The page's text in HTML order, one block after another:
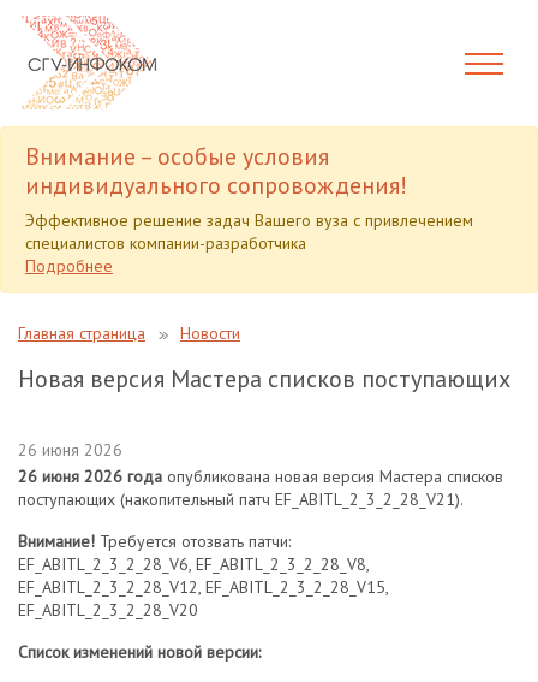
Внимание – особые условия
индивидуального сопровождения!
Эффективное решение задач Вашего вуза с привлечением
специалистов компании-разработчика
Подробнее
Главная страница Новости
Новая версия Мастера списков поступающих
26 июня 2026
26 июня 2026 года опубликована новая версия Мастера списков
поступающих (накопительный патч EF_ABITL_2_3_2_28_V21).
Внимание! Требуется отозвать патчи:
EF_ABITL_2_3_2_28_V6, EF_ABITL_2_3_2_28_V8,
EF_ABITL_2_3_2_28_V12, EF_ABITL_2_3_2_28_V15,
EF_ABITL_2_3_2_28_V20
Список изменений новой версии: